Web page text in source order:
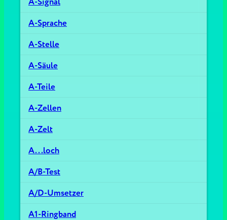
A-Sprache
A-Stelle
A-Säule
A-Teile
A-Zellen
A-Zelt
A...loch
A/B-Test
A/D-Umsetzer
A1-Ringband